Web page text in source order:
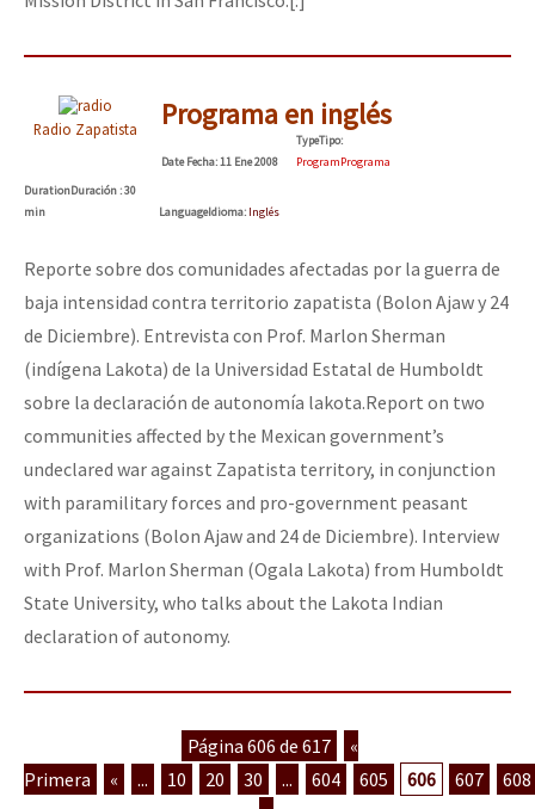
Radio Zapatista Programa en inglés
DateFecha: 11 Ene 2008
TypeTipo:
ProgramPrograma
DurationDuración: 30
min
LanguageIdioma: Inglés
Reporte sobre dos comunidades afectadas por la guerra de
baja intensidad contra territorio zapatista (Bolon Ajaw y 24
de Diciembre). Entrevista con Prof. Marlon Sherman
(indígena Lakota) de la Universidad Estatal de Humboldt
sobre la declaración de autonomía lakota.Report on two
communities affected by the Mexican government’s
undeclared war against Zapatista territory, in conjunction
with paramilitary forces and pro-government peasant
organizations (Bolon Ajaw and 24 de Diciembre). Interview
with Prof. Marlon Sherman (Ogala Lakota) from Humboldt
State University, who talks about the Lakota Indian
declaration of autonomy.
Página 606 de 617
«
Primera
« ... 10 20 30 ... 604 605 606 607
608